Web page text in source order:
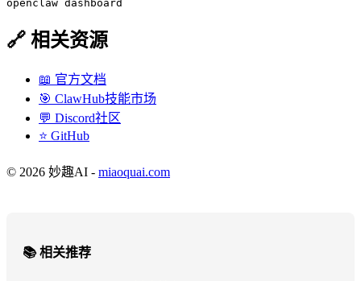
openclaw dashboard
🔗 相关资源
📖 官方文档
🎯 ClawHub技能市场
💬 Discord社区
⭐ GitHub
© 2026 妙趣AI - miaoquai.com
📚 相关推荐